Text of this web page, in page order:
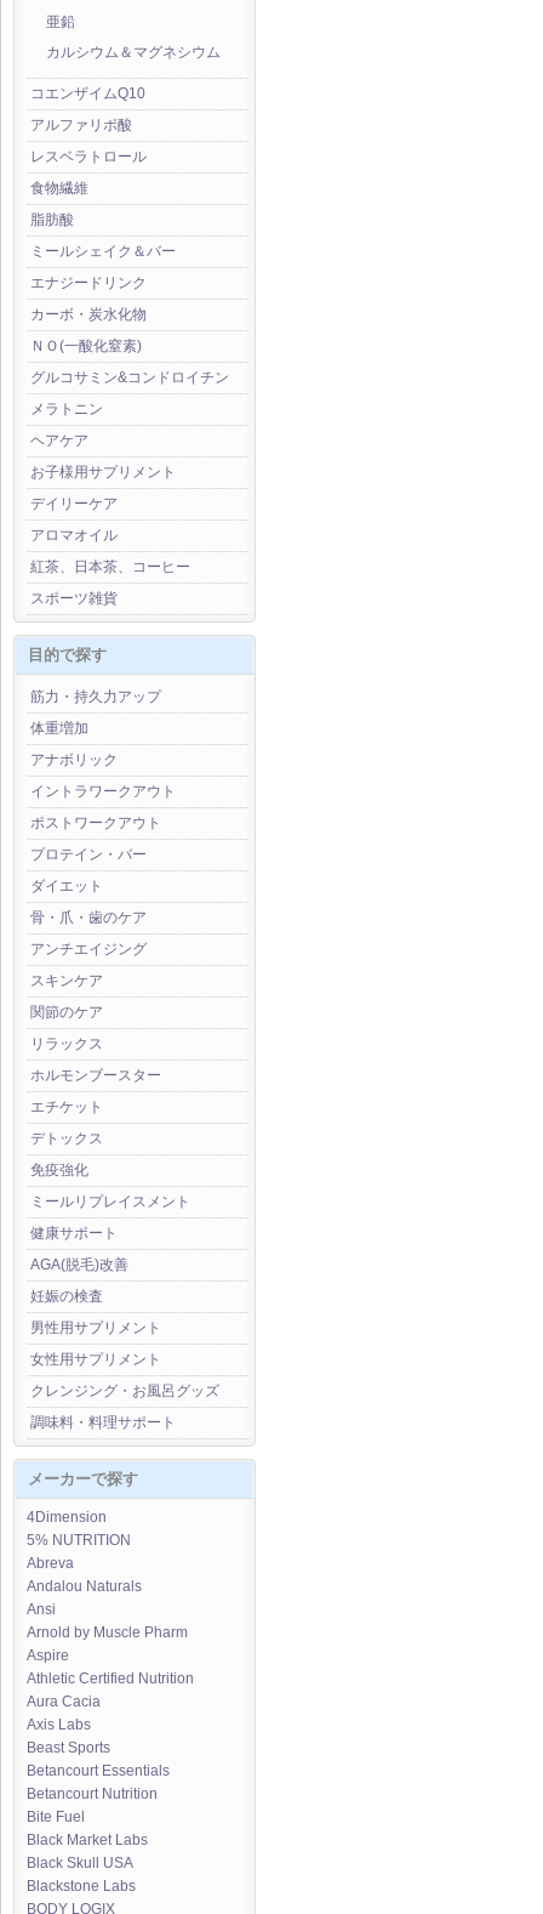
亜鉛
カルシウム＆マグネシウム
コエンザイムQ10
アルファリポ酸
レスベラトロール
食物繊維
脂肪酸
ミールシェイク＆バー
エナジードリンク
カーボ・炭水化物
ＮＯ(一酸化窒素)
グルコサミン&コンドロイチン
メラトニン
ヘアケア
お子様用サプリメント
デイリーケア
アロマオイル
紅茶、日本茶、コーヒー
スポーツ雑貨
目的で探す
筋力・持久力アップ
体重増加
アナボリック
イントラワークアウト
ポストワークアウト
プロテイン・バー
ダイエット
骨・爪・歯のケア
アンチエイジング
スキンケア
関節のケア
リラックス
ホルモンブースター
エチケット
デトックス
免疫強化
ミールリプレイスメント
健康サポート
AGA(脱毛)改善
妊娠の検査
男性用サプリメント
女性用サプリメント
クレンジング・お風呂グッズ
調味料・料理サポート
メーカーで探す
4Dimension
5% NUTRITION
Abreva
Andalou Naturals
Ansi
Arnold by Muscle Pharm
Aspire
Athletic Certified Nutrition
Aura Cacia
Axis Labs
Beast Sports
Betancourt Essentials
Betancourt Nutrition
Bite Fuel
Black Market Labs
Black Skull USA
Blackstone Labs
BODY LOGIX